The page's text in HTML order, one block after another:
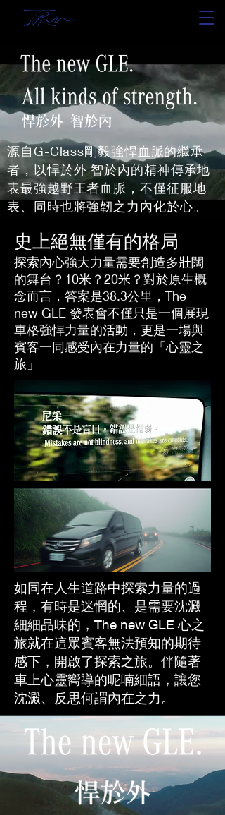
源自G-Class剛毅強悍血脈的繼承
者，以悍於外 智於內的精神傳承地
表最強越野王者血脈，不僅征服地
表、同時也將強韌之力內化於心。
史上絕無僅有的格局
探索內心強大力量需要創造多壯闊
的舞台？10米？20米？對於原生概
念而言，答案是38.3公里，The
new GLE 發表會不僅只是一個展現
車格強悍力量的活動，更是一場與
賓客一同感受內在力量的「心靈之
旅」
如同在人生道路中探索力量的過
程，有時是迷惘的、是需要沈澱
細細品味的，The new GLE 心之
旅就在這眾賓客無法預知的期待
感下，開啟了探索之旅。伴隨著
車上心靈嚮導的呢喃細語，讓您
沈澱、反思何謂內在之力。